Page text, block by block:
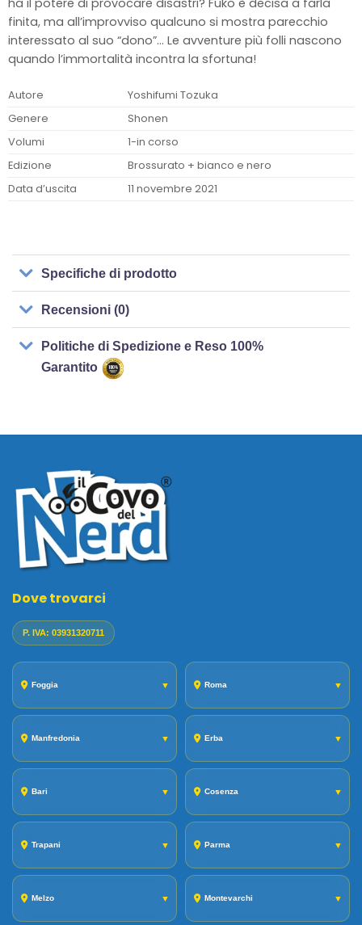
ha il potere di provocare disastri? Fuko è decisa a farla
finita, ma all’improvviso qualcuno si mostra parecchio
interessato al suo “dono”… Le avventure più folli nascono
quando l’immortalità incontra la sfortuna!
Autore
Yoshifumi Tozuka
Genere
Shonen
Volumi
1-in corso
Edizione
Brossurato + bianco e nero
Data d’uscita
11 novembre 2021
Specifiche di prodotto
Recensioni (0)
Politiche di Spedizione e Reso 100%
Garantito
Dove trovarci
P. IVA: 03931320711
Foggia ▼ Roma ▼
Manfredonia ▼ Erba ▼
Bari ▼ Cosenza ▼
Trapani ▼ Parma ▼
Melzo ▼ Montevarchi ▼